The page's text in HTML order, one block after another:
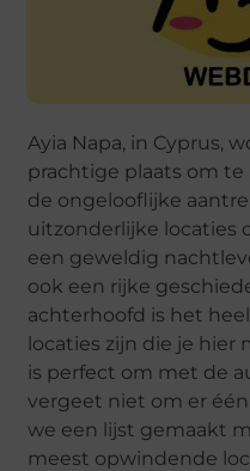
Ayia Napa, in Cyprus,
prachtige plaats om te
de ongelooflijke
uitzonderlijke locaties
een geweldig
ook een rijke
achterhoofd is het
locaties zijn die je hier
is perfect om met de
vergeet niet om er
we een lijst gemaakt
meest opwindende